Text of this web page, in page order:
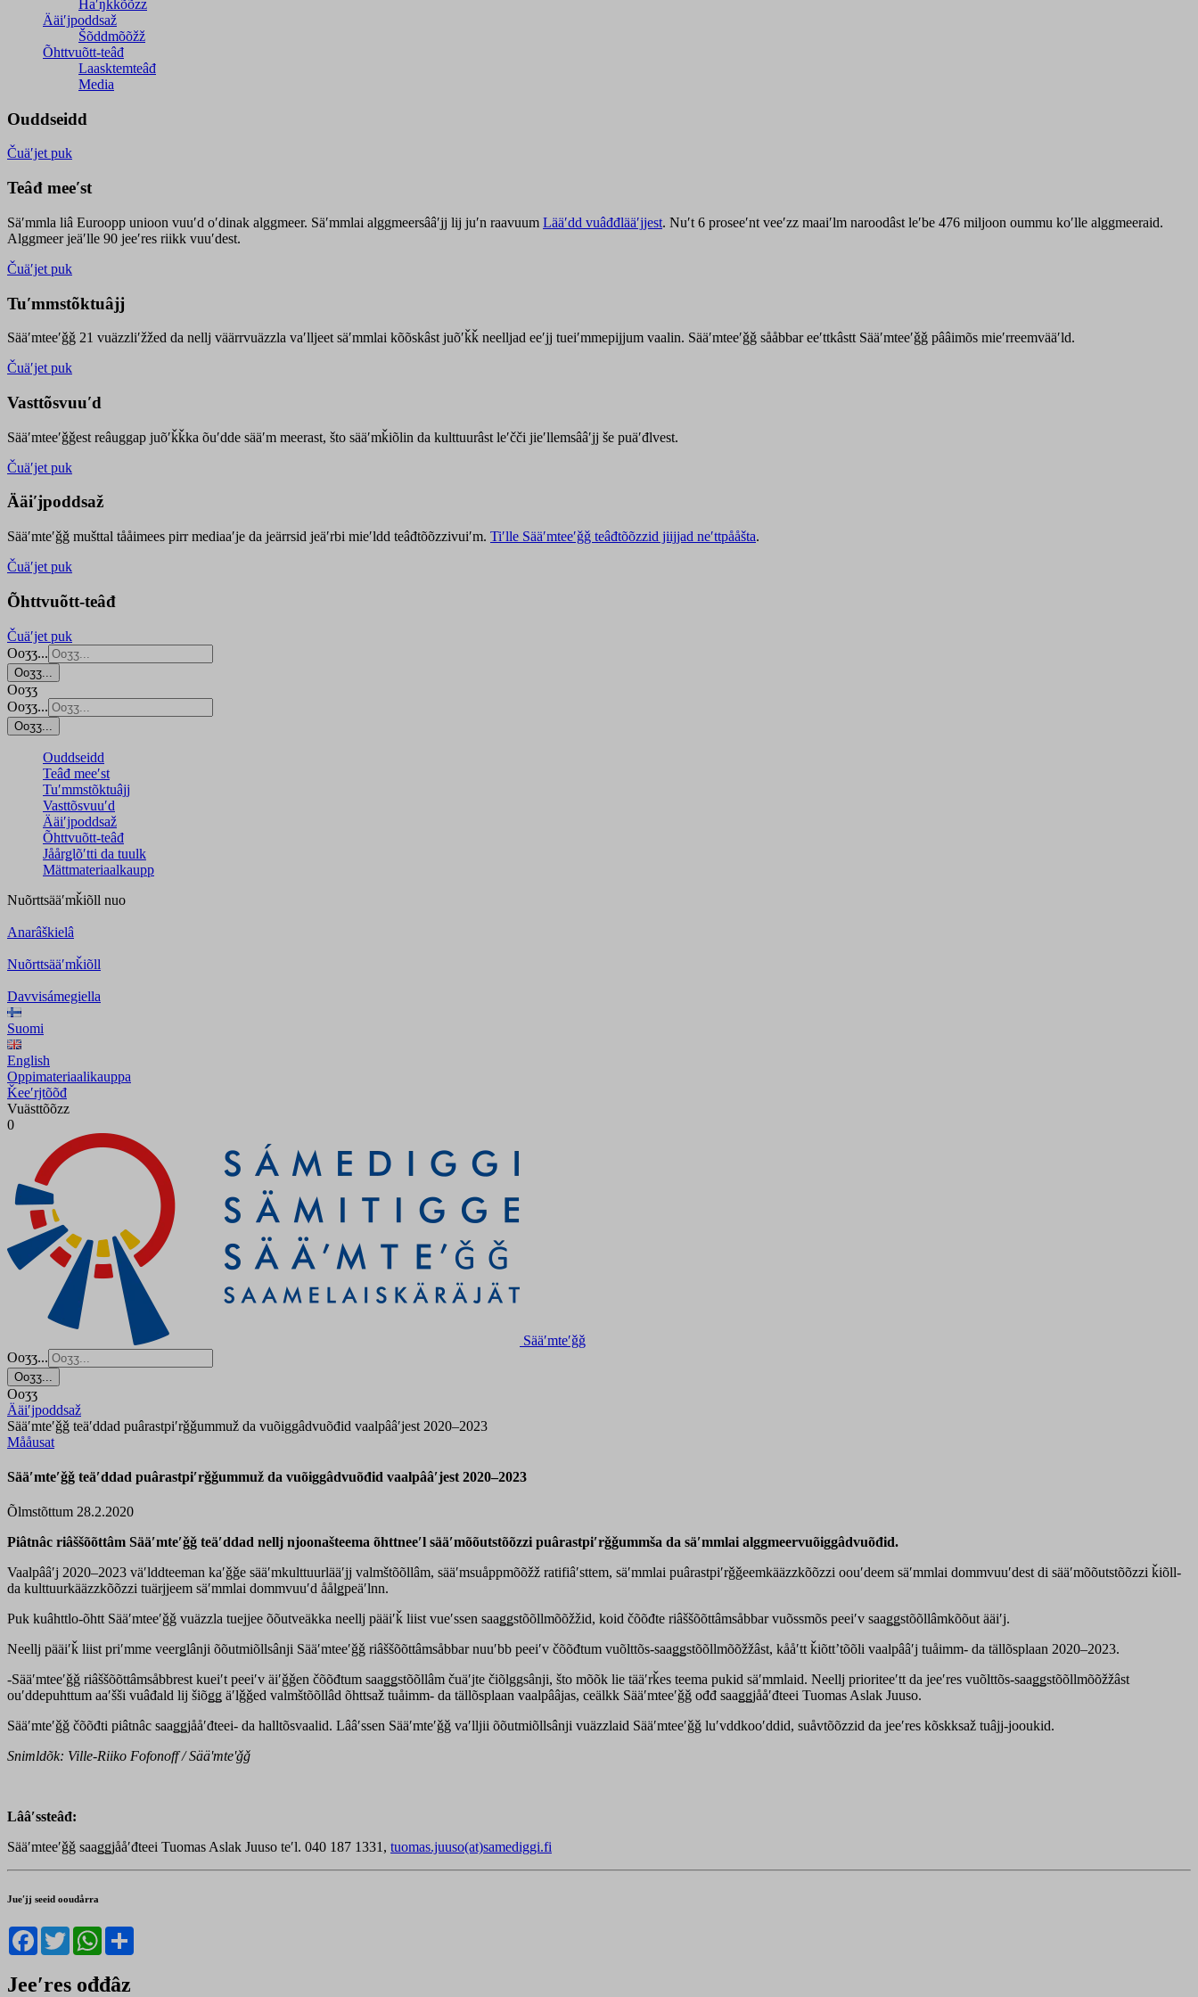
Haʹŋǩǩõõzz
Ääiʹjpoddsaž
Šõddmõõžž
Õhttvuõtt-teâđ
Laasktemteâđ
Media
Ouddseidd
Čuäʹjet puk
Teâđ meeʹst
Säʹmmla liâ Euroopp unioon vuuʹd oʹdinak alggmeer. Säʹmmlai alggmeersââʹjj lij juʹn raavuum Lääʹdd vuâđđlääʹjjest. Nuʹt 6 proseeʹnt veeʹzz maaiʹlm naroodâst leʹbe 476 miljoon oummu koʹlle alggmeeraid.
Alggmeer jeäʹlle 90 jeeʹres riikk vuuʹdest.
Čuäʹjet puk
Tuʹmmstõktuâjj
Sääʹmteeʹǧǧ 21 vuäzzliʹžžed da nellj väärrvuäzzla vaʹlljeet säʹmmlai kõõskâst juõʹǩǩ neelljad eeʹjj tueiʹmmepijjum vaalin. Sääʹmteeʹǧǧ sååbbar eeʹttkâstt Sääʹmteeʹǧǧ pââimõs mieʹrreemvääʹld.
Čuäʹjet puk
Vasttõsvuuʹd
Sääʹmteeʹǧǧest reâuggap juõʹǩǩka õuʹdde sääʹm meerast, što sääʹmǩiõlin da kulttuurâst leʹčči jieʹllemsââʹjj še puäʹđlvest.
Čuäʹjet puk
Ääiʹjpoddsaž
Sääʹmteʹǧǧ mušttal tååimees pirr mediaaʹje da jeärrsid jeäʹrbi mieʹldd teâđtõõzzivuiʹm. Tiʹlle Sääʹmteeʹǧǧ teâđtõõzzid jiijjad neʹttpååšta.
Čuäʹjet puk
Õhttvuõtt-teâđ
Čuäʹjet puk
Ooʒʒ...
Ooʒʒ...
Ooʒʒ
Ooʒʒ...
Ooʒʒ...
Ouddseidd
Teâđ meeʹst
Tuʹmmstõktuâjj
Vasttõsvuuʹd
Ääiʹjpoddsaž
Õhttvuõtt-teâđ
Jåårǥlõʹtti da tuulk
Mättmateriaalkaupp
Nuõrttsääʹmǩiõll nuo
Anarâškielâ
Nuõrttsääʹmǩiõll
Davvisámegiella
Suomi
English
Oppimateriaalikauppa
Ǩeeʹrjtõõđ
Vuästtõõzz
0
Sääʹmteʹǧǧ
Ooʒʒ...
Ooʒʒ...
Ooʒʒ
Ääiʹjpoddsaž
Sääʹmteʹǧǧ teäʹddad puârastpiʹrǧǧummuž da vuõiggâdvuõđid vaalpââʹjest 2020–2023
Mååusat
Sääʹmteʹǧǧ teäʹddad puârastpiʹrǧǧummuž da vuõiggâdvuõđid vaalpââʹjest 2020–2023
Õlmstõttum 28.2.2020
Piâtnâc riâššõõttâm Sääʹmteʹǧǧ teäʹddad nellj njoonašteema õhttneeʹl sääʹmõõutstõõzzi puârastpiʹrǧǧummša da säʹmmlai alggmeervuõiggâdvuõđid.
Vaalpââʹj 2020–2023 väʹlddteeman kaʹǧǧe sääʹmkulttuurlääʹjj valmštõõllâm, sääʹmsuåppmõõžž ratifiâʹsttem, säʹmmlai puârastpiʹrǧǧeemkääzzkõõzzi oouʹdeem säʹmmlai dommvuuʹdest di sääʹmõõutstõõzzi ǩiõll-
da kulttuurkääzzkõõzzi tuärjjeem säʹmmlai dommvuuʹd åålǥpeäʹlnn.
Puk kuâhttlo-õhtt Sääʹmteeʹǧǧ vuäzzla tuejjee õõutveäkka neellj pääiʹǩ liist vueʹssen saaǥǥstõõllmõõžžid, koid čõõđte riâššõõttâmsåbbar vuõssmõs peeiʹv saaǥǥstõõllâmkõõut ääiʹj.
Neellj pääiʹǩ liist priʹmme veerǥlânji õõutmiõllsânji Sääʹmteeʹǧǧ riâššõõttâmsåbbar nuuʹbb peeiʹv čõõđtum vuõlttõs-saaǥǥstõõllmõõžžâst, kååʹtt ǩiõttʼtõõli vaalpââʹj tuåimm- da tällõsplaan 2020–2023.
-Sääʹmteeʹǧǧ riâššõõttâmsåbbrest kueiʹt peeiʹv äiʹǧǧen čõõđtum saaǥǥstõõllâm čuäʹjte čiõlggsânji, što mõõk lie tääʹrǩes teema pukid säʹmmlaid. Neellj prioriteeʹtt da jeeʹres vuõlttõs-saaǥǥstõõllmõõžžâst
ouʹddepuhttum aaʹšši vuâđald lij šiõǥǥ äʹlǧǧed valmštõõllâd õhttsaž tuåimm- da tällõsplaan vaalpââjas, ceälkk Sääʹmteeʹǧǧ ođđ saaǥǥjååʹđteei Tuomas Aslak Juuso.
Sääʹmteʹǧǧ čõõđti piâtnâc saaǥǥjååʹđteei- da halltõsvaalid. Lââʹssen Sääʹmteʹǧǧ vaʹlljii õõutmiõllsânji vuäzzlaid Sääʹmteeʹǧǧ luʹvddkooʹddid, suåvtõõzzid da jeeʹres kõskksaž tuâjj-jooukid.
Snimldõk: Ville-Riiko Fofonoff / Sääʹmteʹǧǧ
Lââʹssteâđ:
Sääʹmteeʹǧǧ saaǥǥjååʹđteei Tuomas Aslak Juuso teʹl. 040 187 1331, tuomas.juuso(at)samediggi.fi
Jueʹjj seeid ooudårra
Facebook
TwitterWhatsApp
Jeeʹres ođđâz